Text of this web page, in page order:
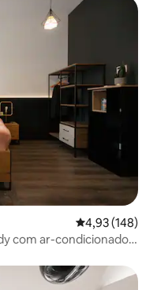
Classificação
4,93 (148)
com ar-condicionado